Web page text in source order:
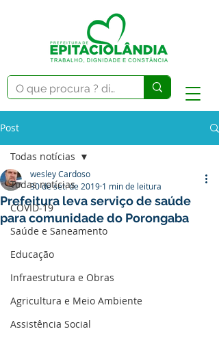
Post
Todas notícias
COVID-19
Saúde e Saneamento
Educação
Infraestrutura e Obras
Agricultura e Meio Ambiente
Assistência Social
Todas notícias
Prefeitura leva serviço de saúde
para comunidade do Porongaba
wesley Cardoso
30 de set. de 2019 1 min de leitura